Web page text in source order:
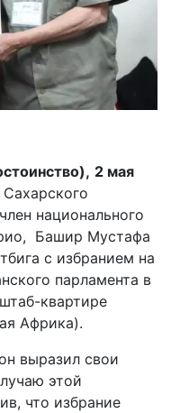
2 мая
национального
Башир Мустафа
с избранием на
парламента в
квартире
Африка).
выразил свои
этой
что избрание